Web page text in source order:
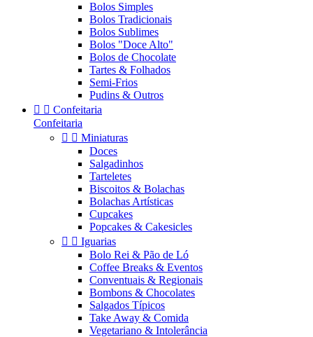
Bolos Simples
Bolos Tradicionais
Bolos Sublimes
Bolos "Doce Alto"
Bolos de Chocolate
Tartes & Folhados
Semi-Frios
Pudins & Outros
  Confeitaria
Confeitaria
  Miniaturas
Doces
Salgadinhos
Tarteletes
Biscoitos & Bolachas
Bolachas Artísticas
Cupcakes
Popcakes & Cakesicles
  Iguarias
Bolo Rei & Pão de Ló
Coffee Breaks & Eventos
Conventuais & Regionais
Bombons & Chocolates
Salgados Típicos
Take Away & Comida
Vegetariano & Intolerância